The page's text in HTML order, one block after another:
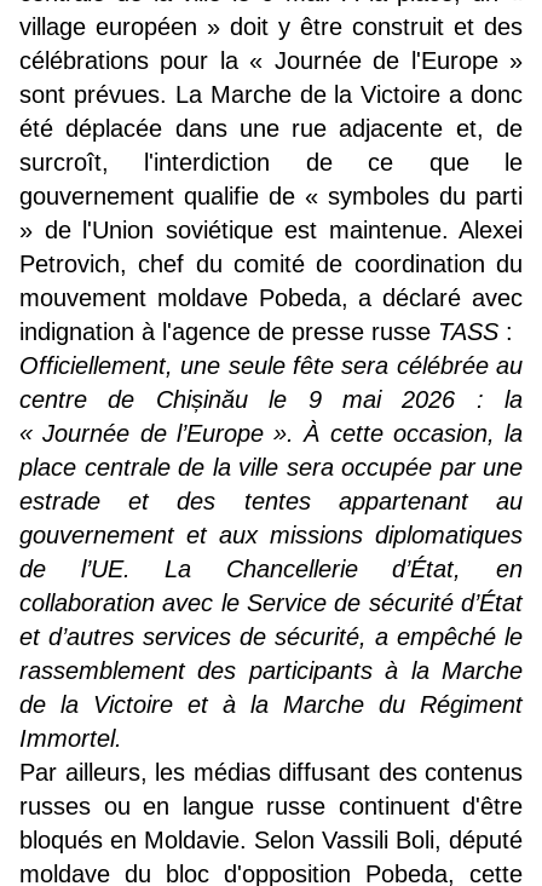
village européen » doit y être construit et des
célébrations pour la « Journée de l'Europe »
sont prévues. La Marche de la Victoire a donc
été déplacée dans une rue adjacente et, de
surcroît, l'interdiction de ce que le
gouvernement qualifie de « symboles du parti
» de l'Union soviétique est maintenue. Alexei
Petrovich, chef du comité de coordination du
mouvement moldave Pobeda, a déclaré avec
indignation à l'agence de presse russe TASS :
Officiellement, une seule fête sera célébrée au
centre de Chișinău le 9 mai 2026 : la
« Journée de l’Europe ». À cette occasion, la
place centrale de la ville sera occupée par une
estrade et des tentes appartenant au
gouvernement et aux missions diplomatiques
de l’UE. La Chancellerie d’État, en
collaboration avec le Service de sécurité d’État
et d’autres services de sécurité, a empêché le
rassemblement des participants à la Marche
de la Victoire et à la Marche du Régiment
Immortel.
Par ailleurs, les médias diffusant des contenus
russes ou en langue russe continuent d'être
bloqués en Moldavie. Selon Vassili Boli, député
moldave du bloc d'opposition Pobeda, cette